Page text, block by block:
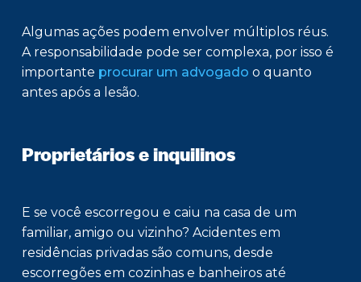
Algumas ações podem envolver múltiplos réus.
A responsabilidade pode ser complexa, por isso é
importante procurar um advogado o quanto
antes após a lesão.
Proprietários e inquilinos
E se você escorregou e caiu na casa de um
familiar, amigo ou vizinho? Acidentes em
residências privadas são comuns, desde
escorregões em cozinhas e banheiros até